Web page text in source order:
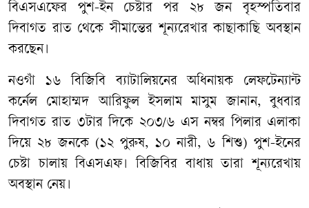
বিএসএফের পুশ-ইন চেষ্টার পর ২৮ জন বৃহস্পতিবার
দিবাগত রাত থেকে সীমান্তের শূন্যরেখার কাছাকাছি অবস্থান
করছেন।
নওগাঁ ১৬ বিজিবি ব্যাটালিয়নের অধিনায়ক লেফটেন্যান্ট
কর্নেল মোহাম্মদ আরিফুল ইসলাম মাসুম জানান, বুধবার
দিবাগত রাত ৩টার দিকে ২০৩/৬ এস নম্বর পিলার এলাকা
দিয়ে ২৮ জনকে (১২ পুরুষ, ১০ নারী, ৬ শিশু) পুশ-ইনের
চেষ্টা চালায় বিএসএফ। বিজিবির বাধায় তারা শূন্যরেখায়
অবস্থান নেয়।